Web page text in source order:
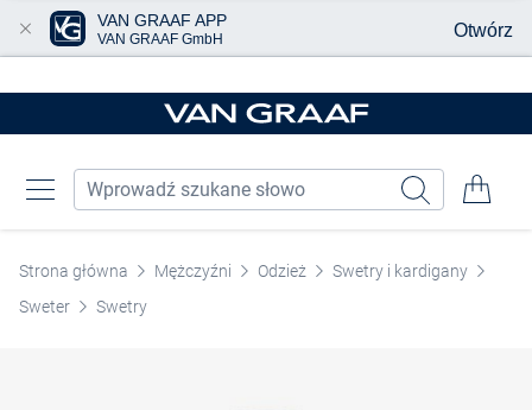
Strona główna Mężczyźni Odzież
Swetry i kardigany
Sweter
Swetry
VAN GRAAF APP
VAN GRAAF GmbH Otwórz